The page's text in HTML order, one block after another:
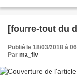
[fourre-tout du
Publié le 18/03/2018 à
Par ma_flv